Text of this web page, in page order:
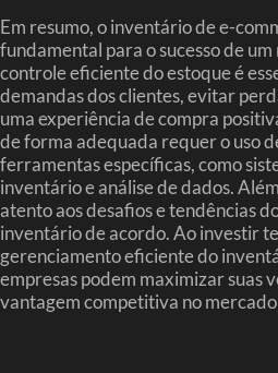
Em resumo, o inventário de e-
fundamental para o sucesso de um
controle eficiente do estoque é
demandas dos clientes, evitar
uma experiência de compra
de forma adequada requer o uso
ferramentas específicas, como
inventário e análise de dados.
atento aos desafios e tendências
inventário de acordo. Ao investir
gerenciamento eficiente do
empresas podem maximizar suas
vantagem competitiva no